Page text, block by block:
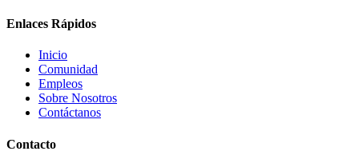
Enlaces Rápidos
Inicio
Comunidad
Empleos
Sobre Nosotros
Contáctanos
Contacto